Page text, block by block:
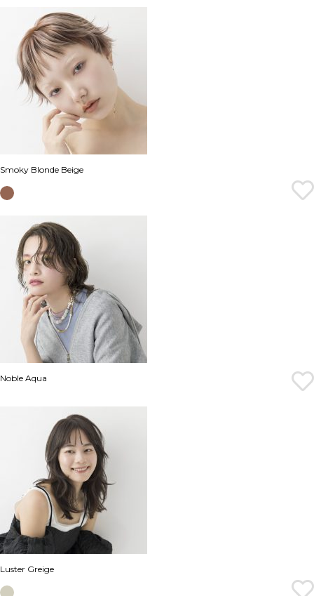
Smoky Blonde Beige
Noble Aqua
Luster Greige